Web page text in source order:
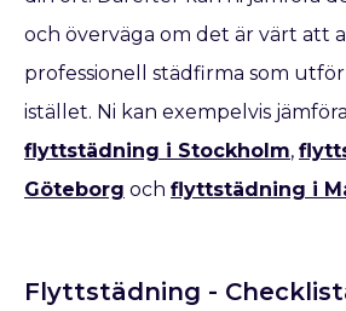
och överväga om det är värt att
professionell städfirma som
istället. Ni kan exempelvis
flyttstädning i Stockholm,
Göteborg och flyttstädning i
Flyttstädning -